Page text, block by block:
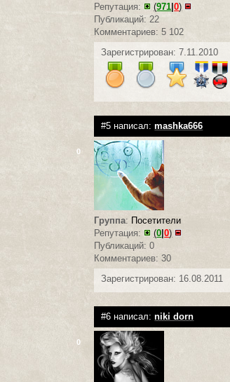
Репутация:
(971 |0)
Публикаций: 22
Комментариев: 5 102
Зарегистрирован: 7.11.2010
#5 написал:mashka666
0
Группа: Посетители
Репутация:
(0 |0)
Публикаций: 0
Комментариев: 30
Зарегистрирован: 16.08.2011
#6 написал:niki dorn
0